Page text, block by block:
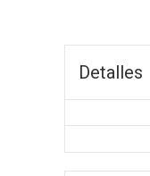
Detalles